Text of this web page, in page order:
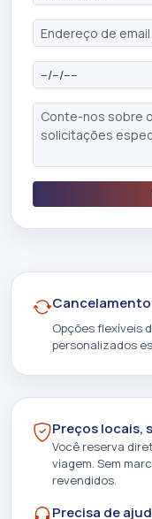
Opções flexíveis
personalizados
Preços locais,
Você reserva
viagem. Sem
revendidos.
Precisa de